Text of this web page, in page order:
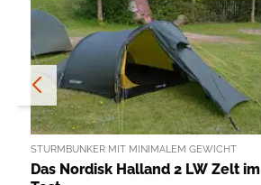
STURMBUNKER MIT MINIMALEM GEWICHT
Das Nordisk Halland 2 LW Zelt im